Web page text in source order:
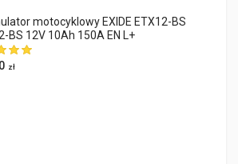
motocyklowy EXIDE ETX12-BS
BS 12V 10Ah 150A EN L+
zł